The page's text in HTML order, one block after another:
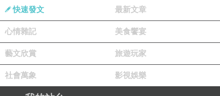
大部分時間
都是自己陪伴父母
一同出遊
一同生活
可惜自己的婚姻並不順遂
快速發文 最新文章
心情雜記 美食饗宴
藝文欣賞 旅遊玩家
社會萬象 影視娛樂